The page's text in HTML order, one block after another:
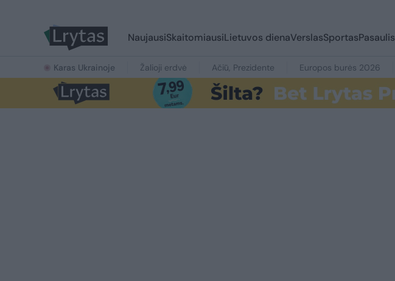
NaujausiSkaitomiausiLietuvos dienaVerslasSportasPasaulis
Karas Ukrainoje Žalioji erdvė Ačiū, Prezidente Europos burės 2026